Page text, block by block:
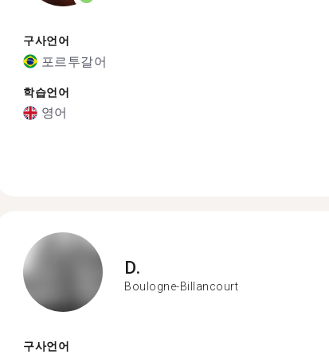
구사언어
포르투갈어
학습언어
영어
D.
Boulogne-Billancourt
구사언어